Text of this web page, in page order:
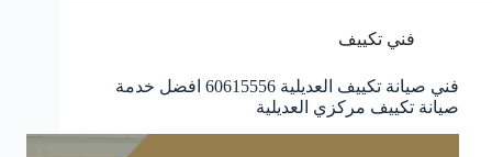
فني تكييف
فني صيانة تكييف العديلية 60615556 افضل خدمة
صيانة تكييف مركزي العديلية